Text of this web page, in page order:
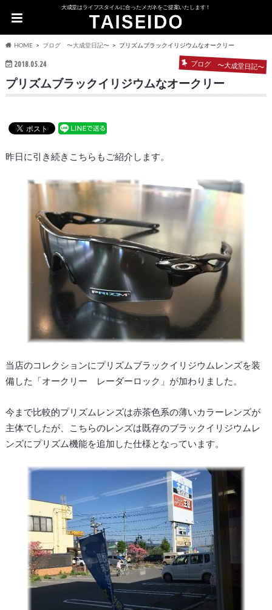
大成堂はライフスタイルに合ったメガネをご提案いたします！
HOME ブログ 〜大成堂日記〜 プリズムブラックイリジウムなオークリー
2018.05.24 ブログ 〜大成堂日記〜
プリズムブラックイリジウムなオークリー
昨日に引き続きこちらもご紹介します。
当店のコレクションにプリズムブラックイリジウムレンズを装
備した「オークリー レーダーロック」が加わりました。
今まで比較的プリズムレンズは赤茶色系の薄いカラーレンズが
主体でしたが、こちらのレンズは既存のブラックイリジウムレ
ンズにプリズム機能を追加した仕様となっています。